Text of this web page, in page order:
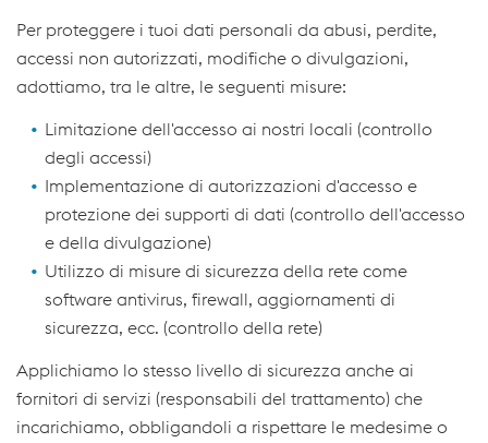
Per proteggere i tuoi dati personali da abusi, perdite,
accessi non autorizzati, modifiche o divulgazioni,
adottiamo, tra le altre, le seguenti misure:
Limitazione dell'accesso ai nostri locali (controllo
degli accessi)
Implementazione di autorizzazioni d'accesso e
protezione dei supporti di dati (controllo dell'accesso
e della divulgazione)
Utilizzo di misure di sicurezza della rete come
software antivirus, firewall, aggiornamenti di
sicurezza, ecc. (controllo della rete)
Applichiamo lo stesso livello di sicurezza anche ai
fornitori di servizi (responsabili del trattamento) che
incarichiamo, obbligandoli a rispettare le medesime o